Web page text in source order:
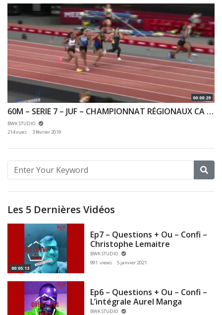
00:00:29
60M – SERIE 7 – JUF – CHAMPIONNAT RÉGIONAUX CA & JU 27/01/2019 – BERCY
BWK STUDIO
214 vues
3 février 2019
Les 5 Dernières Vidéos
00:05:13
Ep7 – Questions + Ou – Confi –
Christophe Lemaitre
BWK STUDIO
991 views
5 janvier 2021
Ep6 – Questions + Ou – Confi –
L’intégrale Aurel Manga
BWK STUDIO